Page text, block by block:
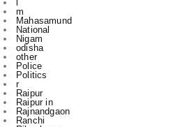
m
Mahasamund
National
Nigam
odisha
other
Police
Politics
r
Raipur
Raipur in
Rajnandgaon
Ranchi